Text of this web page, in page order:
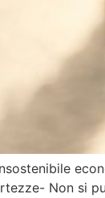
Non si